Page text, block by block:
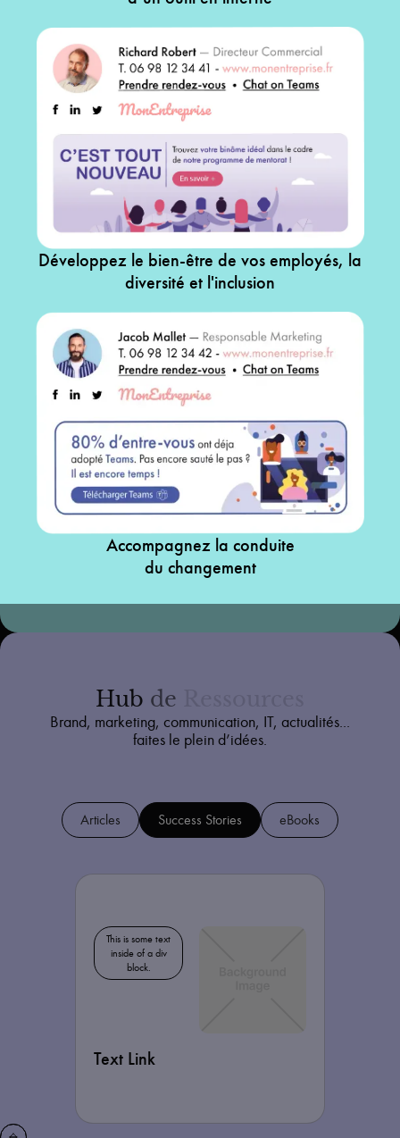
Développez le bien-être de vos employés, la
diversité et l'inclusion
Accompagnez la conduite
du changement
Hub de
Brand, marketing, communication, IT, actualités...
faites le plein d’idées.
Articles Success Stories eBooks
This is some text
inside of a div
block.
Text Link